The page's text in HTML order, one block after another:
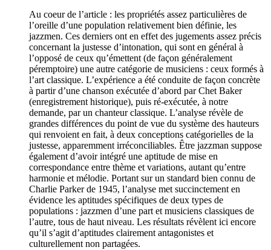
Au coeur de l’article : les propriétés assez particulières de
l’oreille d’une population relativement bien définie, les
jazzmen. Ces derniers ont en effet des jugements assez précis
concernant la justesse d’intonation, qui sont en général à
l’opposé de ceux qu’émettent (de façon généralement
péremptoire) une autre catégorie de musiciens : ceux formés à
l’art classique. L’expérience a été conduite de façon concrète
à partir d’une chanson exécutée d’abord par Chet Baker
(enregistrement historique), puis ré-exécutée, à notre
demande, par un chanteur classique. L’analyse révèle de
grandes différences du point de vue du système des hauteurs
qui renvoient en fait, à deux conceptions catégorielles de la
justesse, apparemment irréconciliables. Être jazzman suppose
également d’avoir intégré une aptitude de mise en
correspondance entre thème et variations, autant qu’entre
harmonie et mélodie. Portant sur un standard bien connu de
Charlie Parker de 1945, l’analyse met succinctement en
évidence les aptitudes spécifiques de deux types de
populations : jazzmen d’une part et musiciens classiques de
l’autre, tous de haut niveau. Les résultats révèlent ici encore
qu’il s’agit d’aptitudes clairement antagonistes et
culturellement non partagées.